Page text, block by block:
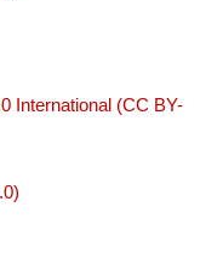
International (CC BY-